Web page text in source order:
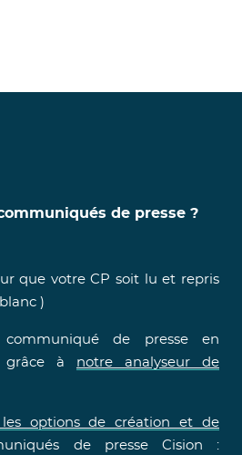
de presse ?
que votre CP soit lu et repris
)
de presse en
grâce à notre analyseur de
options de création et de
de presse Cision :